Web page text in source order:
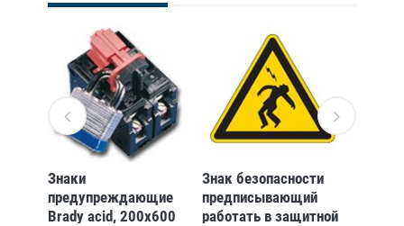
Знаки
предупреждающие
Brady acid, 200x600
Знак безопасности
предписывающий
работать в защитной